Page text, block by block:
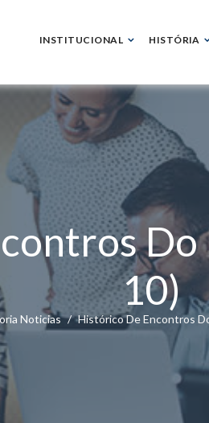
INSTITUCIONAL HISTÓRIA
Do
10)
Noticias Histórico De Encontros